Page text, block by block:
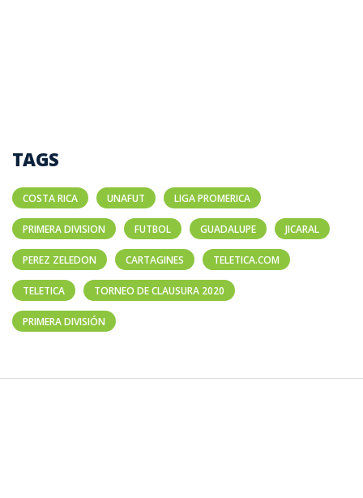
TAGS
COSTA RICA UNAFUT LIGA PROMERICA
PRIMERA DIVISION FUTBOL GUADALUPE JICARAL
PEREZ ZELEDON CARTAGINES TELETICA.COM
TELETICA TORNEO DE CLAUSURA 2020
PRIMERA DIVISIÓN